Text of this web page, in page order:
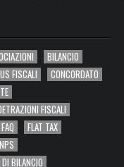
BILANCIO
FISCALI
CONCORDATO
FISCALI
FAQ
FLAT TAX
DI BILANCIO